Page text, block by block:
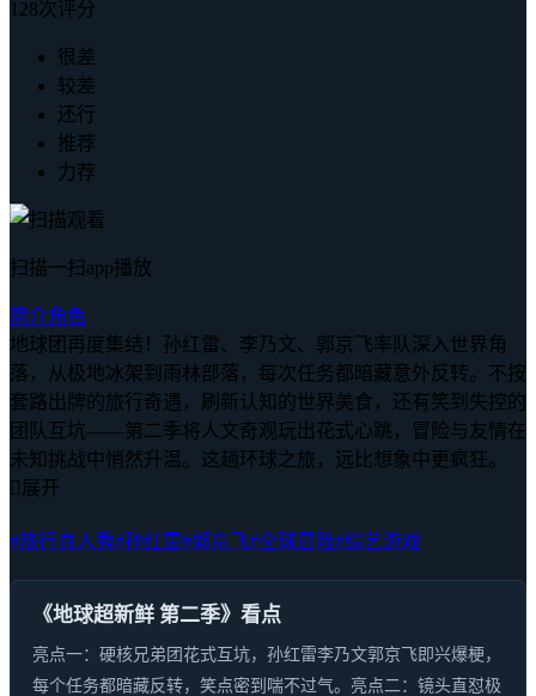
128次评分
很差
较差
还行
推荐
力荐
扫描一扫app播放
简介角色
地球团再度集结！孙红雷、李乃文、郭京飞率队深入世界角
落，从极地冰架到雨林部落，每次任务都暗藏意外反转。不按
套路出牌的旅行奇遇，刷新认知的世界美食，还有笑到失控的
团队互坑——第二季将人文奇观玩出花式心跳，冒险与友情在
未知挑战中悄然升温。这趟环球之旅，远比想象中更疯狂。
 展开
#旅行真人秀#孙红雷#郭京飞#全球冒险#综艺游戏
《地球超新鲜 第二季》看点
亮点一：硬核兄弟团花式互坑，孙红雷李乃文郭京飞即兴爆梗，
每个任务都暗藏反转，笑点密到喘不过气。亮点二：镜头直怼极